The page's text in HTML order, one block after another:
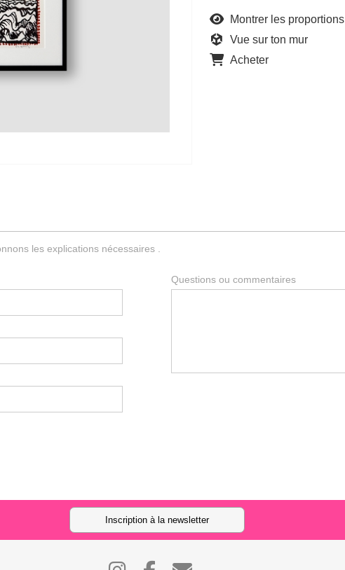
Montrer les proportions
Vue sur ton mur
Acheter
les explications nécessaires .
Questions ou commentaires
Inscription à la newsletter